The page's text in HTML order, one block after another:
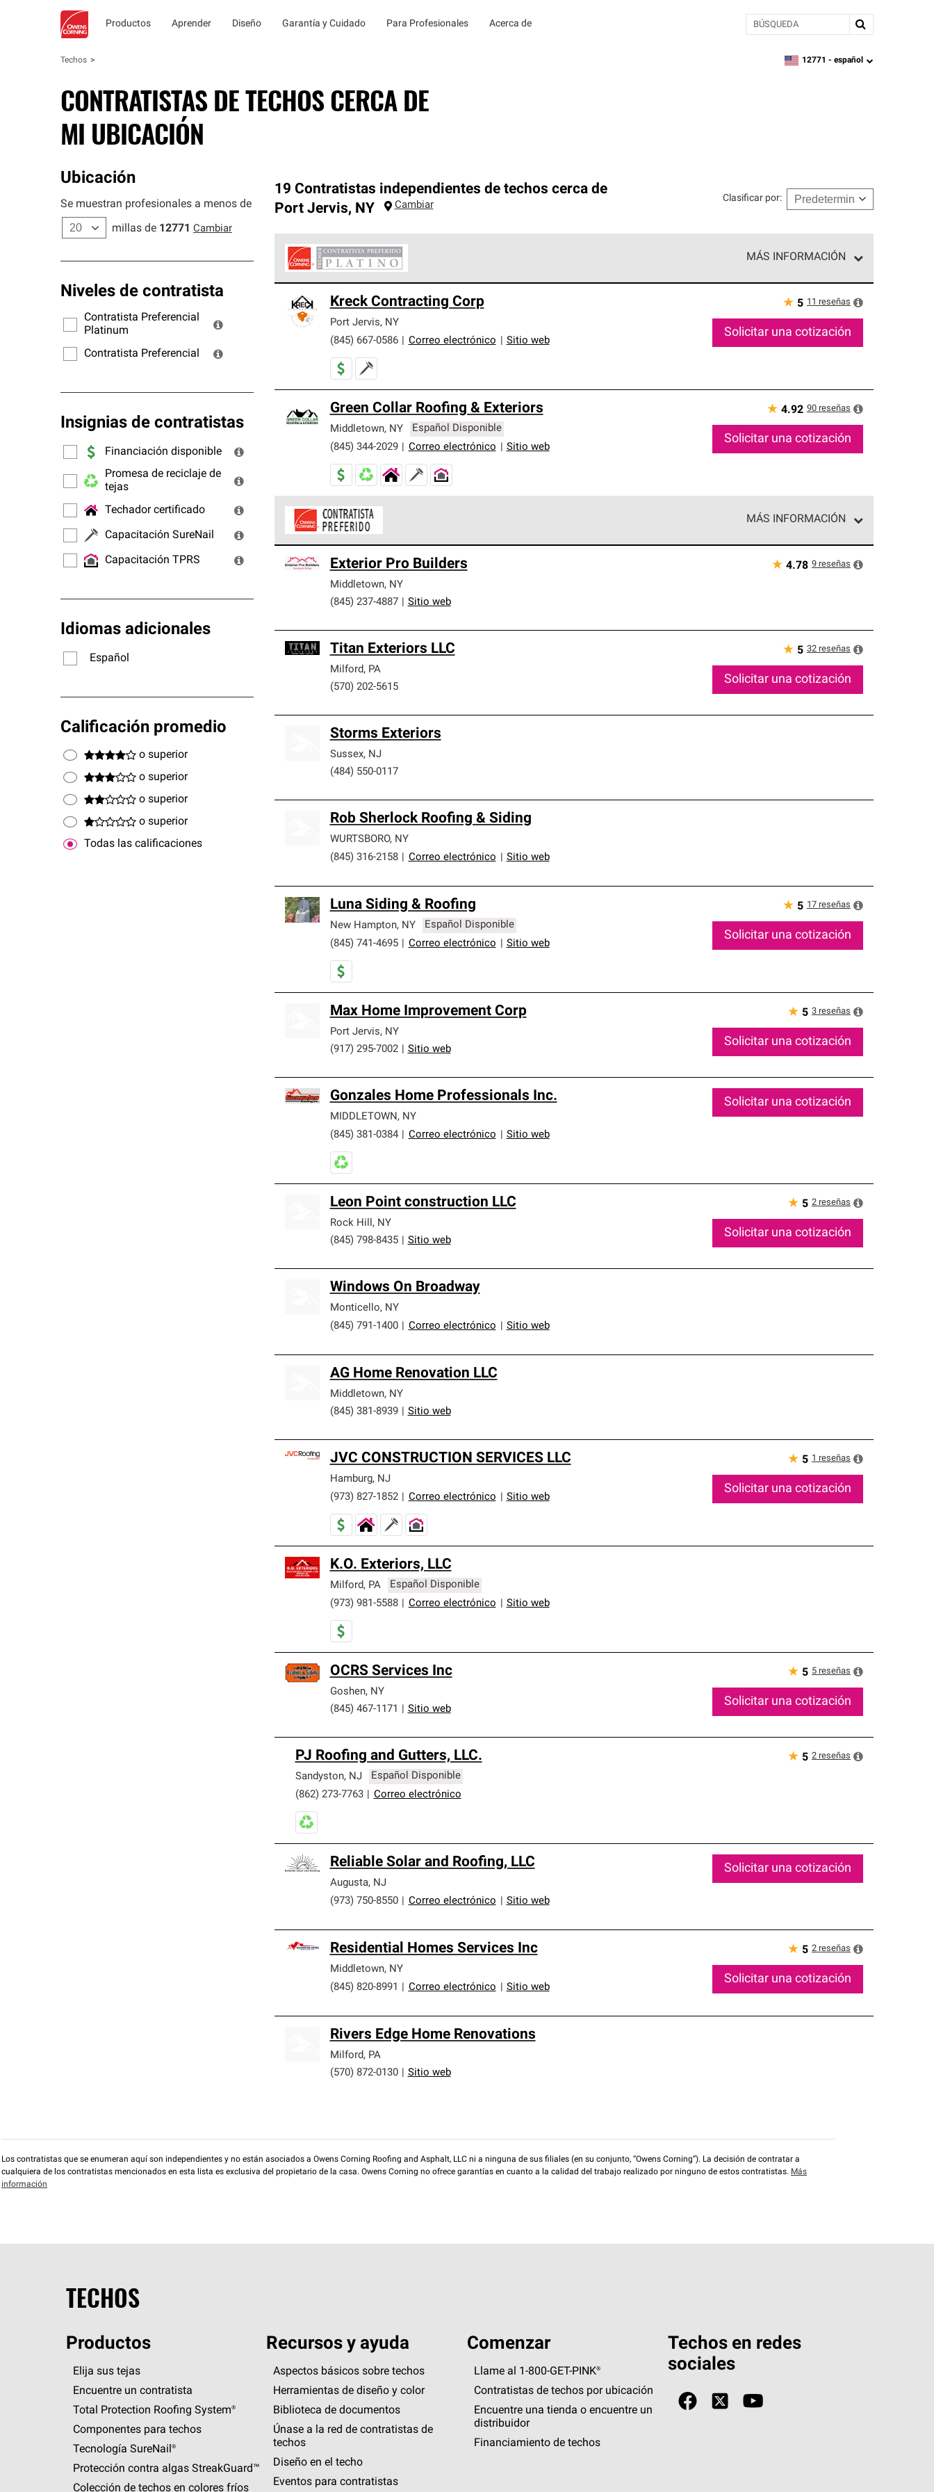
Productos Aprender Diseño Garantía y Cuidado Para Profesionales Acerca de BÚSQUEDA
Techos zipcode, language
12771 - español
CONTRATISTAS DE TECHOS CERCA DE
MI UBICACIÓN
Ubicación
Se muestran profesionales a menos de
millas de 12771 Cambiar
Niveles de contratista
Contratista Preferencial
Platinum
Contratista Preferencial
Insignias de contratistas
Financiación disponible
Promesa de reciclaje de
tejas
Techador certificado
Capacitación SureNail
Capacitación TPRS
Idiomas adicionales
Español
Calificación promedio
o superior
o superior
o superior
o superior
Todas las calificaciones
19 Contratistas independientes de techos cerca de
Port Jervis, NY Cambiar
Clasificar por:
MÁS INFORMACIÓN
cumplen con estándares estrictos de profesionalismo, confiabilidad y destreza incomparable. Solo ellos pueden
ofrecer nuestra mejor garantía de sistemas de techos.
Kreck Contracting Corp
Port Jervis, NY
(845) 667-0586
Correo electrónico Sitio web
★ 5 11 reseñas
Solicitar una cotización
Green Collar Roofing & Exteriors
Middletown, NY
Español Disponible
(845) 344-2029
Correo electrónico Sitio web
★ 4.92 90 reseñas
Solicitar una cotización
MÁS INFORMACIÓN
cumplen con altos estándares y requisitos estrictos de profesionalismo y confiabilidad.
Exterior Pro Builders
Middletown, NY
(845) 237-4887
Sitio web
★ 4.78 9 reseñas
Titan Exteriors LLC
Milford , PA
(570) 202-5615
★ 5 32 reseñas
Solicitar una cotización
Storms Exteriors
Sussex, NJ
(484) 550-0117
Rob Sherlock Roofing & Siding
WURTSBORO, NY
(845) 316-2158
Correo electrónico Sitio web
Luna Siding & Roofing
New Hampton, NY
Español Disponible
(845) 741-4695
Correo electrónico Sitio web
★ 5 17 reseñas
Solicitar una cotización
Max Home Improvement Corp
Port Jervis, NY
(917) 295-7002
Sitio web
★ 5 3 reseñas
Solicitar una cotización
Gonzales Home Professionals Inc.
MIDDLETOWN , NY
(845) 381-0384
Correo electrónico Sitio web
Solicitar una cotización
Leon Point construction LLC
Rock Hill , NY
(845) 798-8435
Sitio web
★ 5 2 reseñas
Solicitar una cotización
Windows On Broadway
Monticello, NY
(845) 791-1400
Correo electrónico Sitio web
AG Home Renovation LLC
Middletown, NY
(845) 381-8939
Sitio web
JVC CONSTRUCTION SERVICES LLC
Hamburg, NJ
(973) 827-1852
Correo electrónico Sitio web
★ 5 1 reseñas
Solicitar una cotización
K.O. Exteriors, LLC
Milford , PA
Español Disponible
(973) 981-5588
Correo electrónico Sitio web
OCRS Services Inc
Goshen, NY
(845) 467-1171
Sitio web
★ 5 5 reseñas
Solicitar una cotización
PJ Roofing and Gutters, LLC.
Sandyston, NJ
Español Disponible
(862) 273-7763
Correo electrónico
★ 5 2 reseñas
Reliable Solar and Roofing, LLC
Augusta, NJ
(973) 750-8550
Correo electrónico Sitio web
Solicitar una cotización
Residential Homes Services Inc
Middletown, NY
(845) 820-8991
Correo electrónico Sitio web
★ 5 2 reseñas
Solicitar una cotización
Rivers Edge Home Renovations
Milford , PA
(570) 872-0130
Sitio web
Los contratistas que se enumeran aquí son independientes y no están asociados a Owens Corning Roofing and Asphalt, LLC ni a ninguna de sus filiales (en su conjunto, “Owens Corning”). La decisión de contratar a
cualquiera de los contratistas mencionados en esta lista es exclusiva del propietario de la casa. Owens Corning no ofrece garantías en cuanto a la calidad del trabajo realizado por ninguno de estos contratistas. Más
información
TECHOS
Productos
Elija sus tejas
Encuentre un contratista
Total Protection Roofing System®
Componentes para techos
Tecnología SureNail®
Protección contra algas StreakGuard™
Colección de techos en colores fríos
Recursos y ayuda
Aspectos básicos sobre techos
Herramientas de diseño y color
Biblioteca de documentos
Únase a la red de contratistas de
techos
Diseño en el techo
Eventos para contratistas
Comenzar
Llame al 1-800-GET-PINK®
Contratistas de techos por ubicación
Encuentre una tienda o encuentre un
distribuidor
Financiamiento de techos
Techos en redes
sociales